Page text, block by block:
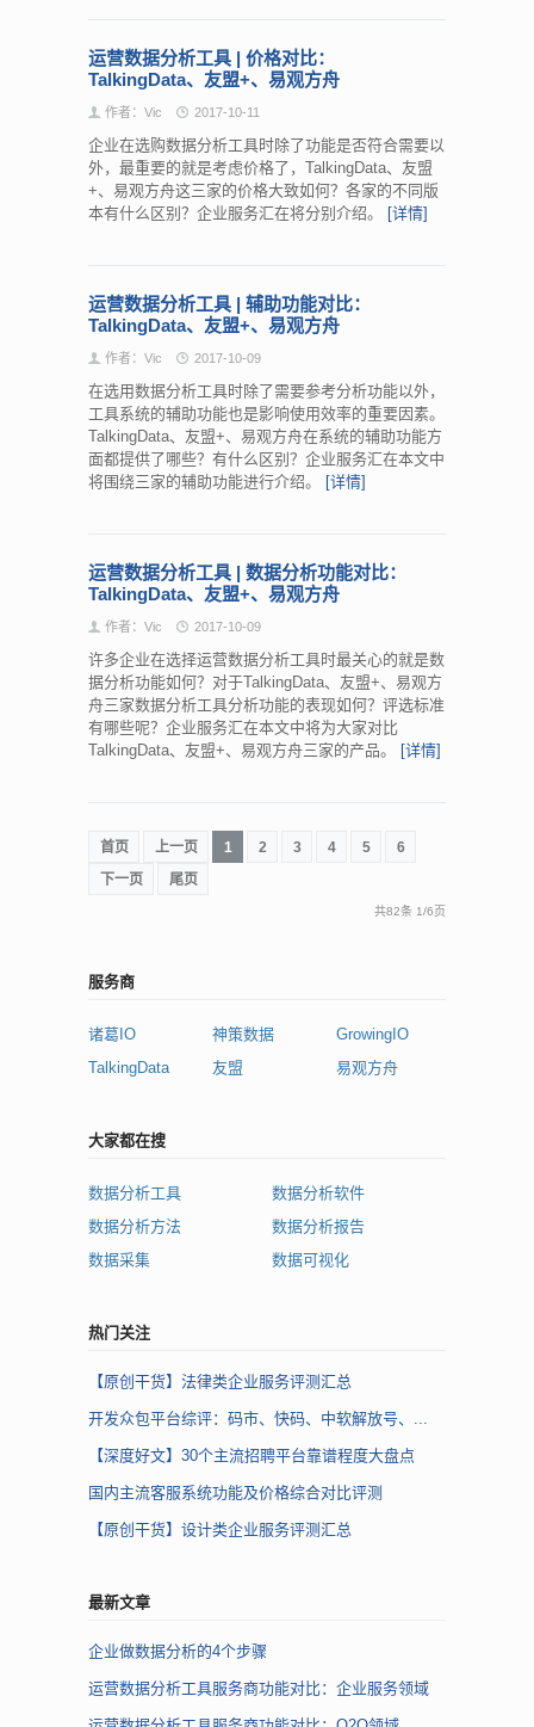
运营数据分析工具 | 价格对比：
TalkingData、友盟+、易观方舟
作者：Vic 2017-10-11
企业在选购数据分析工具时除了功能是否符合需要以
外，最重要的就是考虑价格了，TalkingData、友盟
+、易观方舟这三家的价格大致如何？各家的不同版
本有什么区别？企业服务汇在将分别介绍。 [详情]
运营数据分析工具 | 辅助功能对比：
TalkingData、友盟+、易观方舟
作者：Vic 2017-10-09
在选用数据分析工具时除了需要参考分析功能以外，
工具系统的辅助功能也是影响使用效率的重要因素。
TalkingData、友盟+、易观方舟在系统的辅助功能方
面都提供了哪些？有什么区别？企业服务汇在本文中
将围绕三家的辅助功能进行介绍。 [详情]
运营数据分析工具 | 数据分析功能对比：
TalkingData、友盟+、易观方舟
作者：Vic 2017-10-09
许多企业在选择运营数据分析工具时最关心的就是数
据分析功能如何？对于TalkingData、友盟+、易观方
舟三家数据分析工具分析功能的表现如何？评选标准
有哪些呢？企业服务汇在本文中将为大家对比
TalkingData、友盟+、易观方舟三家的产品。 [详情]
首页 上一页 1 2 3 4 5
6
下一页
尾页
共82条 1/6页
服务商
诸葛IO 神策数据
GrowingIO
TalkingData
友盟 易观方舟
大家都在搜
数据分析工具
数据分析软件
数据分析方法
数据分析报告
数据采集
数据可视化
热门关注
【原创干货】法律类企业服务评测汇总
开发众包平台综评：码市、快码、中软解放号、...
【深度好文】30个主流招聘平台靠谱程度大盘点
国内主流客服系统功能及价格综合对比评测
【原创干货】设计类企业服务评测汇总
最新文章
企业做数据分析的4个步骤
运营数据分析工具服务商功能对比：企业服务领域